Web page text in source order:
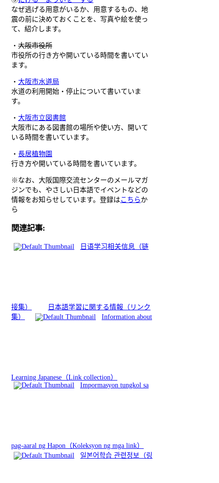
なぜ逃げる用意がいるか、用意するもの、地
震の前に決めておくことを、写真や絵を使っ
て、紹介します。
・ 大阪市役所
市役所の行き方や開いている時間を書いてい
ます。
・ 大阪市水道局
水道の利用開始・停止について書いていま
す。
・ 大阪市立図書館
大阪市にある図書館の場所や使い方、開いて
いる時間を書いています。
・ 長居植物園
行き方や開いている時間を書いています。
※なお、大阪国際交流センターのメールマガ
ジンでも、やさしい日本語でイベントなどの
情報をお知らせしています。登録は こちら か
ら
関連記事:
日语学习相关信息（链
接集）
日本語学習に関する情報（リンク
集）
Information about
Learning Japanese（Link collection）
Impormasyon tungkol sa
pag-aaral ng Hapon（Koleksyon ng mga link）
일본어학습 관련정보（링